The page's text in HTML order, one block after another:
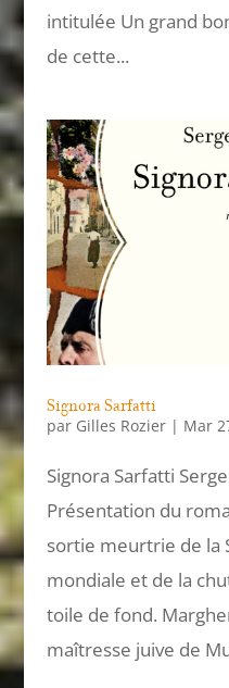
intitulée Un grand
de cette...
Signora Sarfatti
par Gilles Rozier| Mar
Signora Sarfatti
Présentation du
sortie meurtrie de la
mondiale et de la
toile de fond.
maîtresse juive de